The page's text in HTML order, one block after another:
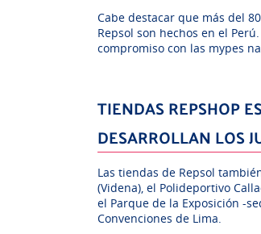
Cabe destacar que más del
Repsol son hechos en el
compromiso con las mypes
TIENDAS REPSHOP
DESARROLLAN LOS
Las tiendas de Repsol
(Videna), el Polideportivo
el Parque de la Exposición -
Convenciones de Lima.